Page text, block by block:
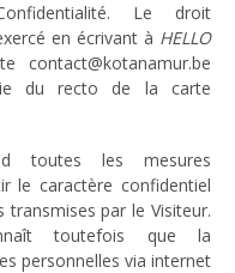
Le droit
en écrivant à HELLO
contact@kotanamur.be
du recto de la carte
toutes les mesures
le caractère confidentiel
transmises par le Visiteur.
toutefois que la
personnelles via internet